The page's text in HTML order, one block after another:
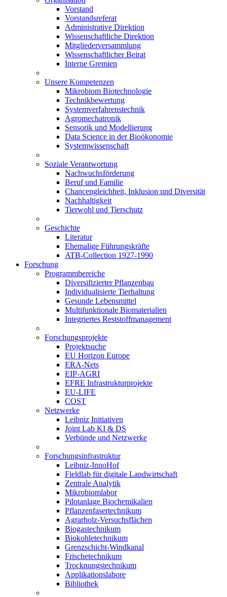
Vorstand
Vorstandsreferat
Administrative Direktion
Wissenschaftliche Direktion
Mitgliederversammlung
Wissenschaftlicher Beirat
Interne Gremien
Unsere Kompetenzen
Mikrobiom Biotechnologie
Technikbewertung
Systemverfahrenstechnik
Agromechatronik
Sensorik und Modellierung
Data Science in der Bioökonomie
Systemwissenschaft
Soziale Verantwortung
Nachwuchsförderung
Beruf und Familie
Chancengleichheit, Inklusion und Diversität
Nachhaltigkeit
Tierwohl und Tierschutz
Geschichte
Literatur
Ehemalige Führungskräfte
ATB-Collection 1927-1990
Forschung
Programmbereiche
Diversifizierter Pflanzenbau
Individualisierte Tierhaltung
Gesunde Lebensmittel
Multifunktionale Biomaterialien
Integriertes Reststoffmanagement
Forschungsprojekte
Projektsuche
EU Horizon Europe
ERA-Nets
EIP-AGRI
EFRE Infrastrukturprojekte
EU-LIFE
COST
Netzwerke
Leibniz Initiativen
Joint Lab KI & DS
Verbünde und Netzwerke
Forschungsinfrastruktur
Leibniz-InnoHof
Fieldlab für digitale Landwirtschaft
Zentrale Analytik
Mikrobiomlabor
Pilotanlage Biochemikalien
Pflanzenfasertechnikum
Agrarholz-Versuchsflächen
Biogastechnikum
Biokohletechnikum
Grenzschicht-Windkanal
Frischetechnikum
Trocknungstechnikum
Applikationslabore
Bibliothek